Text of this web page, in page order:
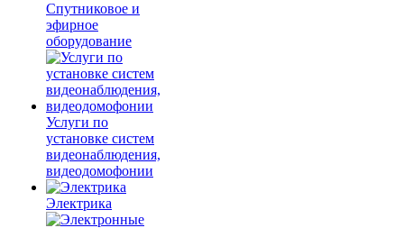
Спутниковое и
эфирное
оборудование
Услуги по
установке систем
видеонаблюдения,
видеодомофонии
Электрика